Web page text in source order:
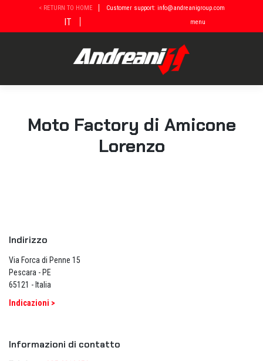
< RETURN TO HOME Customer support: info@andreanigroup.com
IT menu
Moto Factory di Amicone
Lorenzo
Indirizzo
Via Forca di Penne 15
Pescara - PE
65121 - Italia
Indicazioni >
Informazioni di contatto